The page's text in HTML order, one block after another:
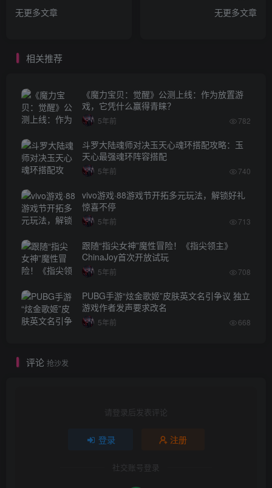
无更多文章
无更多文章
相关推荐
《魔力宝贝：觉醒》公测上线：作为放置游
戏，它凭什么赢得青睐？
5年前 782
斗罗大陆魂师对决玉天心魂环搭配攻略：玉
天心最强魂环阵容搭配
5年前 740
vivo游戏·88游戏节开拓多元玩法，解锁好礼
惊喜不停
5年前 713
跟随“指尖女神”魔性冒险！《指尖领主》
ChinaJoy首次开放试玩
5年前 708
PUBG手游“炫金歌姬”皮肤英文名引争议 独立
游戏作者发声要求改名
5年前 668
评论 抢沙发
请登录后发表评论
登录 注册
社交账号登录